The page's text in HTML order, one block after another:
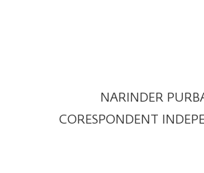
NARINDER
CORESPONDENT